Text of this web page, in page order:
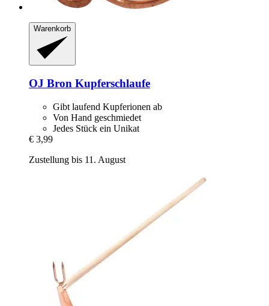
Warenkorb
OJ Bron Kupferschlaufe
Gibt laufend Kupferionen ab
Von Hand geschmiedet
Jedes Stück ein Unikat
€ 3,99
Zustellung bis 11. August